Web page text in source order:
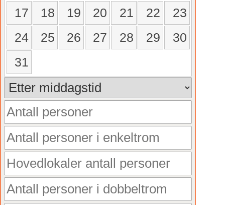
17 18 19 20 21 22
23
24
25 26 27 28 29
30
31